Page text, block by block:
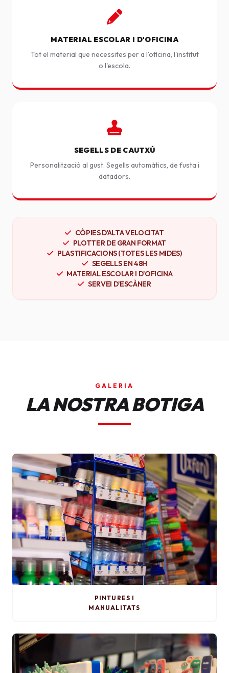
MATERIAL ESCOLAR I D'OFICINA
Tot el material que necessites per a l'oficina, l'institut
o l'escola.
SEGELLS DE CAUTXÚ
Personalització al gust. Segells automàtics, de fusta i
datadors.
CÒPIES D'ALTA VELOCITAT
PLOTTER DE GRAN FORMAT
PLASTIFICACIONS (TOTES LES MIDES)
SEGELLS EN 48H
MATERIAL ESCOLAR I D'OFICINA
SERVEI D'ESCÀNER
GALERIA
LA NOSTRA BOTIGA
PINTURES I
MANUALITATS